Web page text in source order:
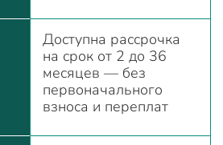
Доступна рассрочка
на срок от 2 до 36
месяцев — без
первоначального
взноса и переплат